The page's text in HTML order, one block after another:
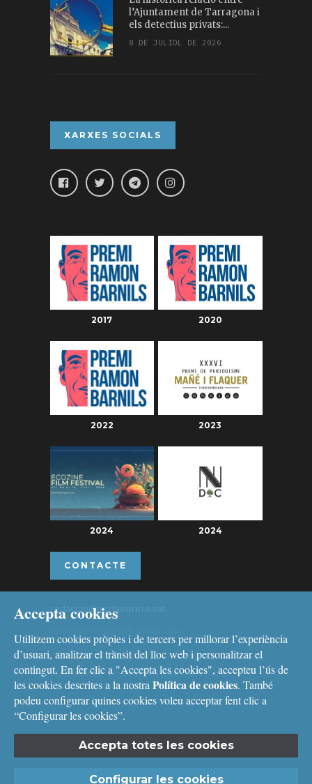
l’Ajuntament de Tarragona i
els detectius privats:...
8 DE JULIOL DE 2026
XARXES SOCIALS
2017 2020
2022 2023
2024 2024
CONTACTE
redaccio@portaenrere.cat
Telèfon: 626 26 19 93
Missatgeria: Whatsapp, Telegram i Signal
Avís legaliPolítica de cookies
Accepta cookies
Utilitzem cookies pròpies i de tercers per millorar l’experiència
d’usuari, analitzar el trànsit del lloc web i personalitzar el
contingut. En fer clic a "Accepta les cookies", accepteu l’ús de
les cookies descrites a la nostra Política de cookies. També
podeu configurar quines cookies voleu acceptar fent clic a
“Configurar les cookies”.
Accepta totes les cookies
Configurar les cookies